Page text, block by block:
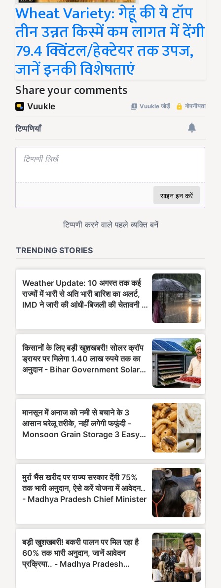
Wheat Variety: गेहूं की ये टॉप
तीन उन्नत किस्में कम लागत में देंगी
79.4 क्विंटल/हेक्टेयर तक उपज,
जानें इनकी विशेषताएं
Share your comments